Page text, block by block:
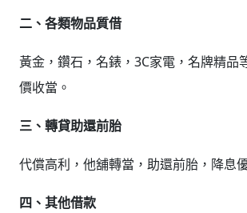
二、各類物品質借
黃金，鑽石，名錶，3C家電，名牌精品
價收當。
三、轉貸助還前胎
代償高利，他舖轉當，助還前胎，降息
四、其他借款